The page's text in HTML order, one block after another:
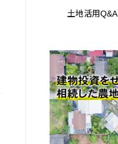
土地活用Q&A